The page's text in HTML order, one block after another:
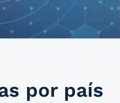
por país